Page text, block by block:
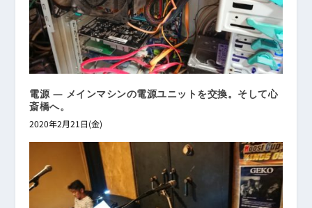
電源 ― メインマシンの電源ユニットを交換。そして心
斎橋へ。
2020年2月21日(金)